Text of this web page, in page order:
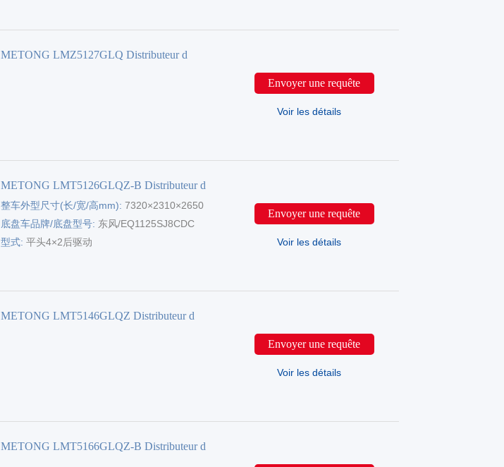
METONG LMZ5127GLQ Distributeur d
Envoyer une requête
Voir les détails
METONG LMT5126GLQZ-B Distributeur d
'asphalte
整车外型尺寸(长/宽/高mm):7320×2310×2650
底盘车品牌/底盘型号: 东风/EQ1125SJ8CDC
型式:平头4×2后驱动
Envoyer une requête
Voir les détails
METONG LMT5146GLQZ Distributeur d
Envoyer une requête
Voir les détails
METONG LMT5166GLQZ-B Distributeur d